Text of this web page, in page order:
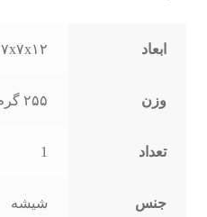
ابعاد ۷x۷x۱۲ سانتی‌متر
وزن ۲۵۵ گرم
تعداد 1
جنس شیشه